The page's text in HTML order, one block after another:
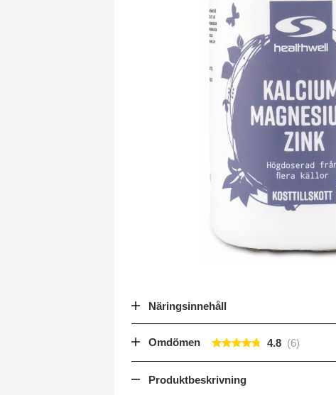
Näringsinnehåll
Omdömen 4.8
Produktbeskrivning